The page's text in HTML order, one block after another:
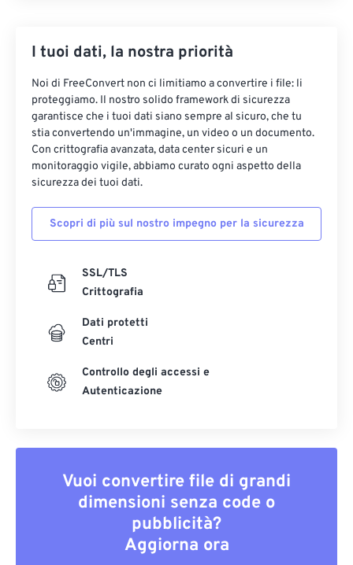
I tuoi dati, la nostra priorità
Noi di FreeConvert non ci limitiamo a convertire i file: li
proteggiamo. Il nostro solido framework di sicurezza
garantisce che i tuoi dati siano sempre al sicuro, che tu
stia convertendo un'immagine, un video o un documento.
Con crittografia avanzata, data center sicuri e un
monitoraggio vigile, abbiamo curato ogni aspetto della
sicurezza dei tuoi dati.
Scopri di più sul nostro impegno per la sicurezza
SSL/TLS
Crittografia
Dati protetti
Centri
Controllo degli accessi e
Autenticazione
Vuoi convertire file di grandi
dimensioni senza code o
pubblicità?
Aggiorna ora